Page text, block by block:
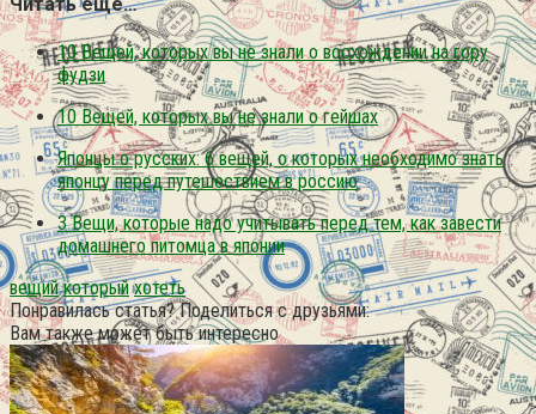
10 Вещей, которых вы не знали о восхождении на гору
фудзи
10 Вещей, которых вы не знали о гейшах
Японцы о русских: 6 вещей, о которых необходимо знать
японцу перед путешествием в россию
3 Вещи, которые надо учитывать перед тем, как завести
домашнего питомца в японии
вещий который хотеть
Понравилась статья? Поделиться с друзьями:
Вам также может быть интересно